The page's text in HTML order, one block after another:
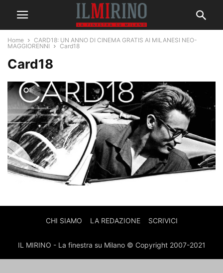
Home
CARD18: UN ANNO DI CINEMA GRATIS AI MILANESI NEO-
MAGGIORENNI
Card18
Card18
CHI SIAMO LA REDAZIONE SCRIVICI
IL MIRINO - La finestra su Milano © Copyright 2007-2021